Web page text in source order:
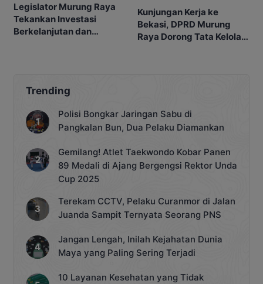
Legislator Murung Raya
Tekankan Investasi
Berkelanjutan dan
Kunjungan Kerja ke
Bekasi, DPRD Murung
Raya Dorong Tata Kelola
Trending
Polisi Bongkar Jaringan Sabu di
Pangkalan Bun, Dua Pelaku Diamankan
Gemilang! Atlet Taekwondo Kobar Panen
89 Medali di Ajang Bergengsi Rektor Unda
Cup 2025
Terekam CCTV, Pelaku Curanmor di Jalan
Juanda Sampit Ternyata Seorang PNS
Jangan Lengah, Inilah Kejahatan Dunia
Maya yang Paling Sering Terjadi
10 Layanan Kesehatan yang Tidak